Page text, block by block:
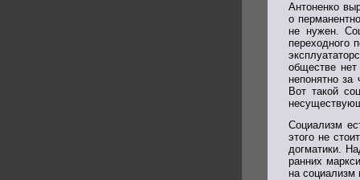
Антоненко
о
не нужен.
переходного
обществе нет
непонятно
Вот такой
Социализм
этого не
догматики.
ранних
на социализм